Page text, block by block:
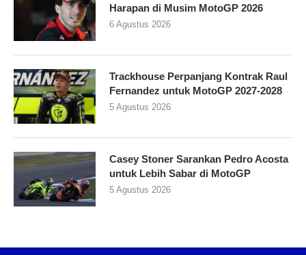
Harapan di Musim MotoGP 2026
6 Agustus 2026
Trackhouse Perpanjang Kontrak Raul
Fernandez untuk MotoGP 2027-2028
5 Agustus 2026
Casey Stoner Sarankan Pedro Acosta
untuk Lebih Sabar di MotoGP
5 Agustus 2026